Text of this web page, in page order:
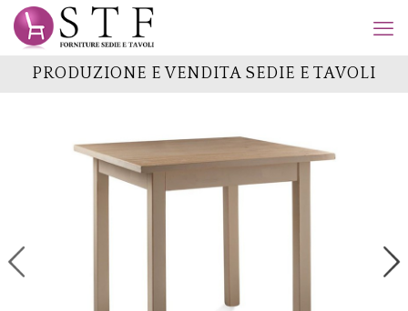
PRODUZIONE E VENDITA SEDIE E TAVOLI